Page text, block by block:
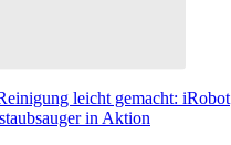
leicht gemacht: iRobot
in Aktion